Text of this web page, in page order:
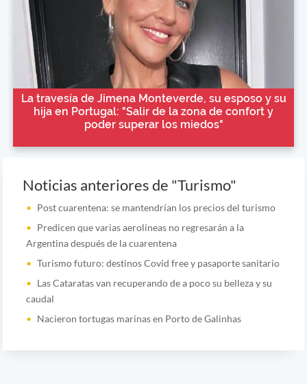
La travesía de Jimena Monteverde, su esposo y su
hija en Portugal: "Salir de la zona de confort y
poder superar los miedos"
Noticias anteriores de "Turismo"
Post cuarentena: se mantendrían los precios del turismo
Predicen que varias aerolíneas no regresarán a la
Argentina después de la cuarentena
Turismo futuro: destinos Covid free y pasaporte sanitario
Las Cataratas van recuperando de a poco su belleza y su
caudal
Nacieron tortugas marinas en Porto de Galinhas